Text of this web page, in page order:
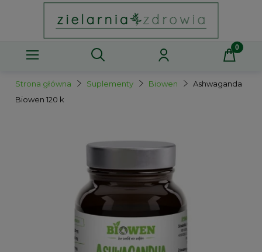
Strona główna Suplementy Biowen
Ashwaganda
Biowen 120 k